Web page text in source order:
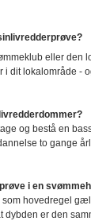
eller den
i dit lokalområde -
og bestå en
to gange
i en
som hovedregel
dybden er den